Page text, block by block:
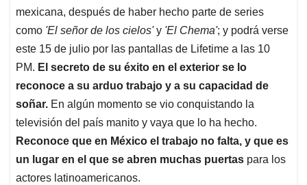
mexicana, después de haber hecho parte de series
como 'El señor de los cielos'y 'El Chema'; y podrá verse
este 15 de julio por las pantallas de Lifetime a las 10
PM. El secreto de su éxito en el exterior se lo
reconoce a su arduo trabajo y a su capacidad de
soñar. En algún momento se vio conquistando la
televisión del país manito y vaya que lo ha hecho.
Reconoce que en México el trabajo no falta, y que es
un lugar en el que se abren muchas puertas para los
actores latinoamericanos.